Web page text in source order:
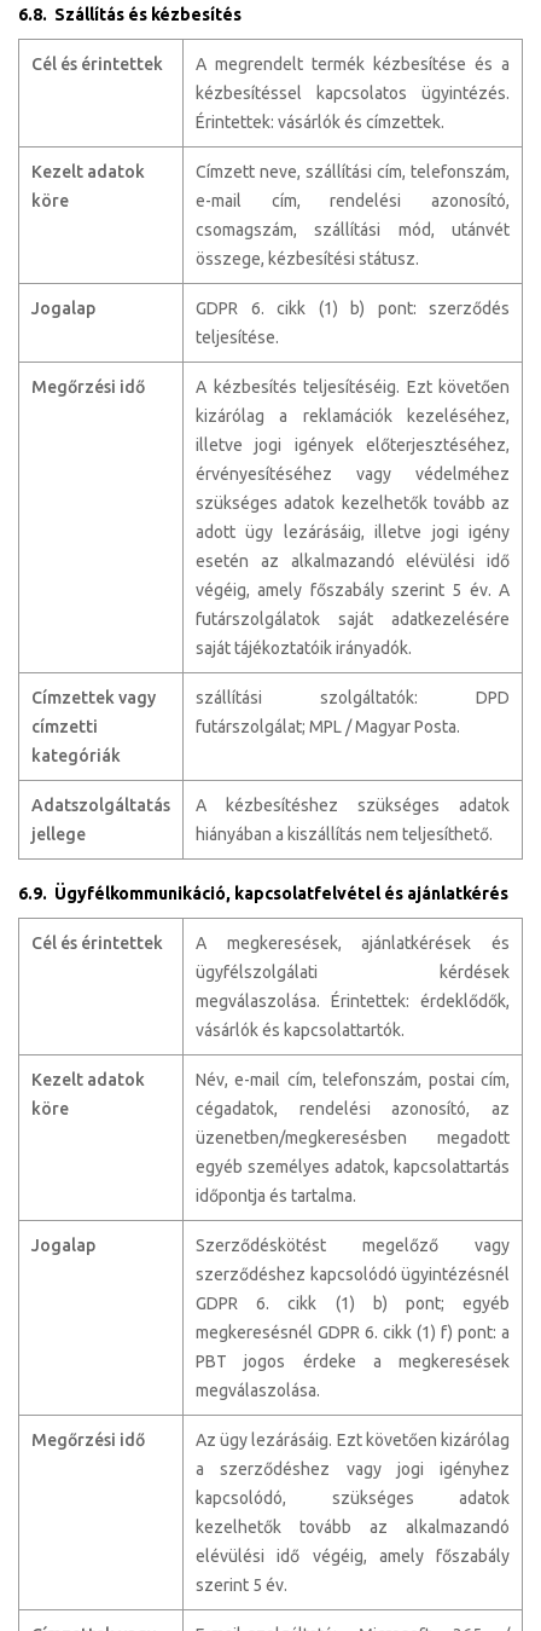
6.8. Szállítás és kézbesítés
Cél és érintettek
A megrendelt termék kézbesítése és a
kézbesítéssel kapcsolatos ügyintézés.
Érintettek: vásárlók és címzettek.
Kezelt adatok
köre
Címzett neve, szállítási cím, telefonszám,
e-mail cím, rendelési azonosító,
csomagszám, szállítási mód, utánvét
összege, kézbesítési státusz.
Jogalap
GDPR 6. cikk (1) b) pont: szerződés
teljesítése.
Megőrzési idő
A kézbesítés teljesítéséig. Ezt követően
kizárólag a reklamációk kezeléséhez,
illetve jogi igények előterjesztéséhez,
érvényesítéséhez vagy védelméhez
szükséges adatok kezelhetők tovább az
adott ügy lezárásáig, illetve jogi igény
esetén az alkalmazandó elévülési idő
végéig, amely főszabály szerint 5 év. A
futárszolgálatok saját adatkezelésére
saját tájékoztatóik irányadók.
Címzettek vagy
címzetti
kategóriák
szállítási szolgáltatók: DPD
futárszolgálat; MPL / Magyar Posta.
Adatszolgáltatás
jellege
A kézbesítéshez szükséges adatok
hiányában a kiszállítás nem teljesíthető.
6.9. Ügyfélkommunikáció, kapcsolatfelvétel és ajánlatkérés
Cél és érintettek
A megkeresések, ajánlatkérések és
ügyfélszolgálati kérdések
megválaszolása. Érintettek: érdeklődők,
vásárlók és kapcsolattartók.
Kezelt adatok
köre
Név, e-mail cím, telefonszám, postai cím,
cégadatok, rendelési azonosító, az
üzenetben/megkeresésben megadott
egyéb személyes adatok, kapcsolattartás
időpontja és tartalma.
Jogalap
Szerződéskötést megelőző vagy
szerződéshez kapcsolódó ügyintézésnél
GDPR 6. cikk (1) b) pont; egyéb
megkeresésnél GDPR 6. cikk (1) f) pont: a
PBT jogos érdeke a megkeresések
megválaszolása.
Megőrzési idő
Az ügy lezárásáig. Ezt követően kizárólag
a szerződéshez vagy jogi igényhez
kapcsolódó, szükséges adatok
kezelhetők tovább az alkalmazandó
elévülési idő végéig, amely főszabály
szerint 5 év.